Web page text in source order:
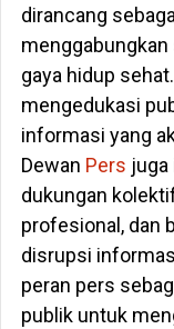
dirancang
gaya hidup
mengedukasi
informasi yang
Dewan Pers
dukungan
profesional, dan
disrupsi
peran pers
publik untuk